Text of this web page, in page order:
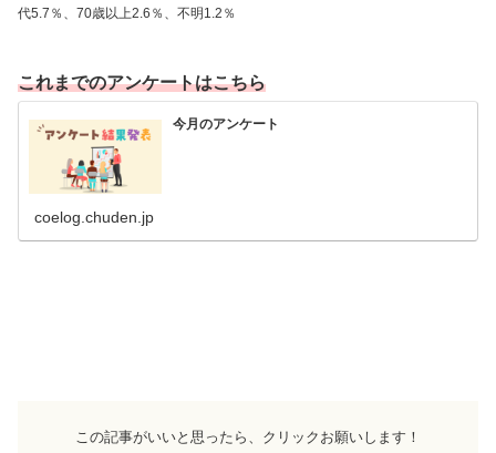
代5.7％、70歳以上2.6％、不明1.2％
これまでのアンケートはこちら
今月のアンケート
coelog.chuden.jp
この記事がいいと思ったら、クリックお願いします！